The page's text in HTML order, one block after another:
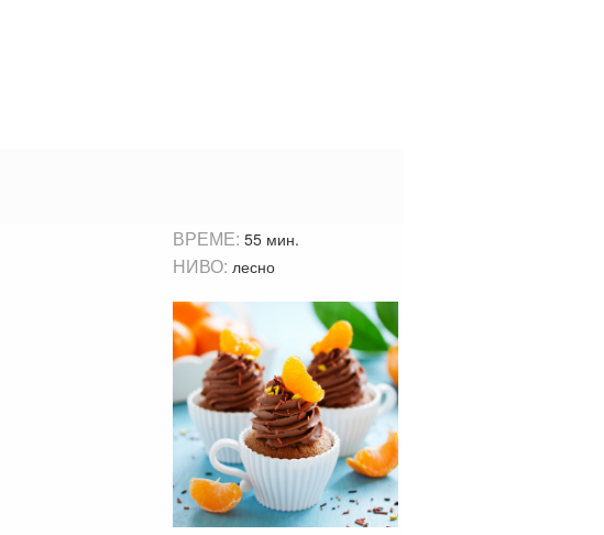
ВРЕМЕ: 55 мин.
НИВО: лесно